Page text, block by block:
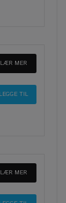
LÆR MER
LÆR MER